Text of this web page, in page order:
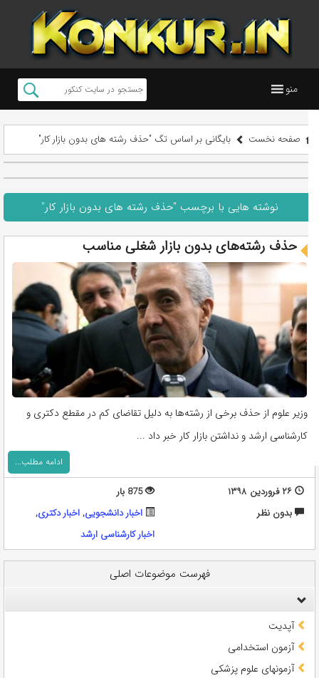
منو
صفحه نخست بایگانی بر اساس تگ "حذف رشته های بدون بازار کار"
نوشته هایی با برچسب "حذف رشته های بدون بازار کار"
حذف رشته‌های بدون بازار شغلی مناسب
وزیر علوم از حذف برخی از رشته‌ها به دلیل تقاضای کم در مقطع دکتری و
کارشناسی ارشد و نداشتن بازار کار خبر داد ...
ادامه مطلب...
۲۶ فروردین ۱۳۹۸
875 بار
بدون نظر
اخبار دانشجویی,اخبار دکتری,
اخبار کارشناسی ارشد
فهرست موضوعات اصلی
آپدیت
آزمون استخدامی
آزمونهای علوم پزشکی